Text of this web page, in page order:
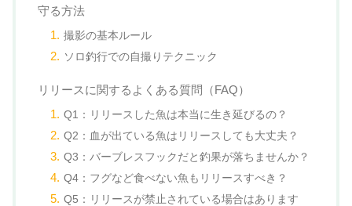
守る方法
撮影の基本ルール
ソロ釣行での自撮りテクニック
リリースに関するよくある質問（FAQ）
Q1：リリースした魚は本当に生き延びるの？
Q2：血が出ている魚はリリースしても大丈夫？
Q3：バーブレスフックだと釣果が落ちませんか？
Q4：フグなど食べない魚もリリースすべき？
Q5：リリースが禁止されている場合はあります